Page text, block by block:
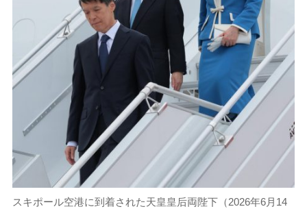
スキポール空港に到着された天皇皇后両陛下（2026年6月14